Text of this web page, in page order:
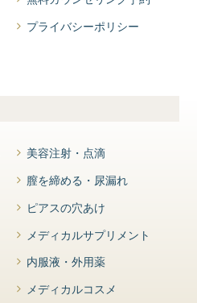
プライバシーポリシー
美容注射・点滴
膣を締める・尿漏れ
ピアスの穴あけ
メディカルサプリメント
内服液・外用薬
メディカルコスメ